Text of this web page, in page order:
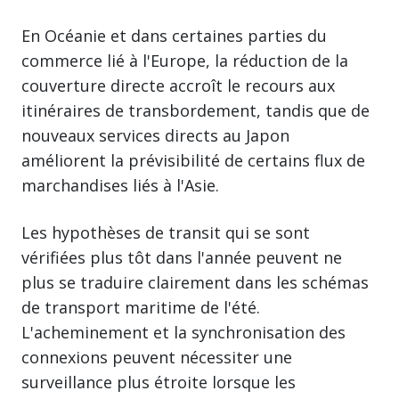
En Océanie et dans certaines parties du
commerce lié à l'Europe, la réduction de la
couverture directe accroît le recours aux
itinéraires de transbordement, tandis que de
nouveaux services directs au Japon
améliorent la prévisibilité de certains flux de
marchandises liés à l'Asie.
Les hypothèses de transit qui se sont
vérifiées plus tôt dans l'année peuvent ne
plus se traduire clairement dans les schémas
de transport maritime de l'été.
L'acheminement et la synchronisation des
connexions peuvent nécessiter une
surveillance plus étroite lorsque les